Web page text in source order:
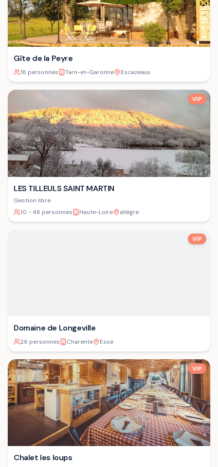
Gîte de la Peyre
18 personnes Tarn-et-Garonne Escazeaux
VIP
LES TILLEULS SAINT MARTIN
Gestion libre
10 - 48 personnes
Haute-Loire allègre
VIP
Domaine de Longeville
26 personnes Charente Esse
VIP
Chalet les loups